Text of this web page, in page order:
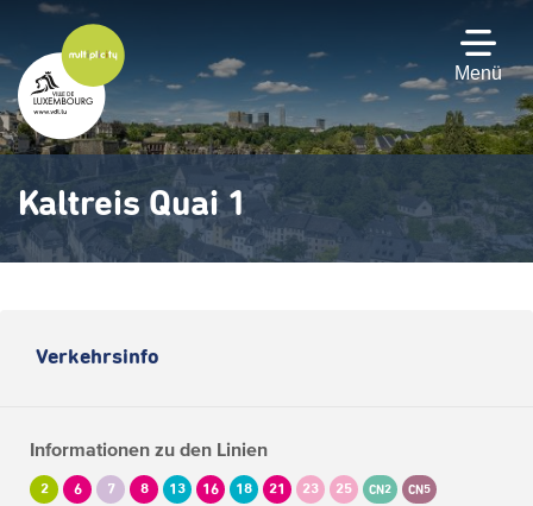
Hauptinhalt
gehen
Menü
Kaltreis Quai 1
Verkehrsinfo
Informationen zu den Linien
2 6 7 8 13 16 18 21 23 25 CN2 CN5